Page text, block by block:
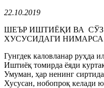
22.10.2019
ШЕЪР ИШТИЁҚИ ВА
ХУСУСИДАГИ НИМАРСА
Гунгдек каловланар руҳда
Иштиёқ томирда ёяди
Умуман, ҳар ненинг
Хусусан, нобопроқ келади